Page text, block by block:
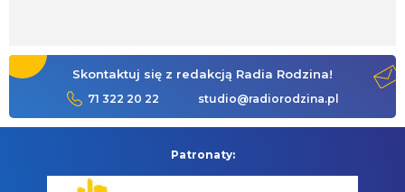
Skontaktuj się z redakcją Radia Rodzina!
71 322 20 22 studio@radiorodzina.pl
Patronaty: